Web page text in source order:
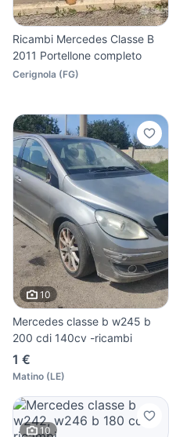
Ricambi Mercedes Classe B
2011 Portellone completo
Cerignola (FG)
10
Mercedes classe b w245 b
200 cdi 140cv -ricambi
1 €
Matino (LE)
10